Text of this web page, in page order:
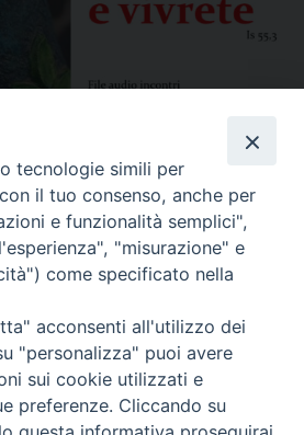
tecnologie simili per
il tuo consenso, anche per
e funzionalità semplici",
"misurazione" e
come specificato nella
acconsenti all'utilizzo dei
"personalizza" puoi avere
sui cookie utilizzati e
preferenze. Cliccando su